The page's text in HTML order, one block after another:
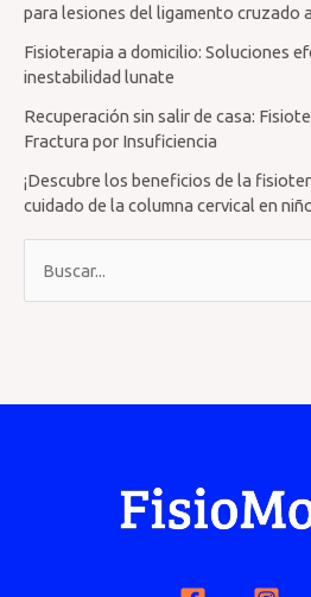
para lesiones del ligamento cruzado
Fisioterapia a domicilio: Soluciones
inestabilidad lunate
Recuperación sin salir de casa:
Fractura por Insuficiencia
¡Descubre los beneficios de la
cuidado de la columna cervical en